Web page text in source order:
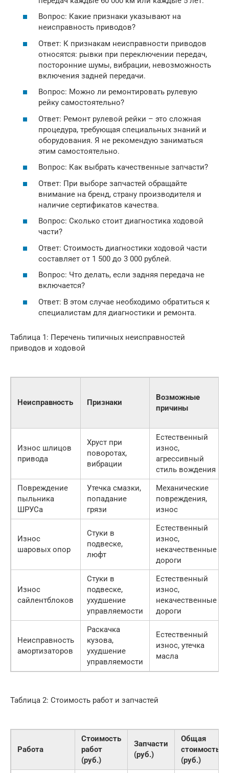
Вопрос: Какие признаки указывают на
неисправность приводов?
Ответ: К признакам неисправности приводов
относятся: рывки при переключении передач,
посторонние шумы, вибрации, невозможность
включения задней передачи.
Вопрос: Можно ли ремонтировать рулевую
рейку самостоятельно?
Ответ: Ремонт рулевой рейки – это сложная
процедура, требующая специальных знаний и
оборудования. Я не рекомендую заниматься
этим самостоятельно.
Вопрос: Как выбрать качественные запчасти?
Ответ: При выборе запчастей обращайте
внимание на бренд, страну производителя и
наличие сертификатов качества.
Вопрос: Сколько стоит диагностика ходовой
части?
Ответ: Стоимость диагностики ходовой части
составляет от 1 500 до 3 000 рублей.
Вопрос: Что делать, если задняя передача не
включается?
Ответ: В этом случае необходимо обратиться к
специалистам для диагностики и ремонта.
Таблица 1: Перечень типичных неисправностей
приводов и ходовой
Неисправность Признаки
Возможные
причины
Износ шлицов
привода
Хруст при
поворотах,
вибрации
Естественный
износ,
агрессивный
стиль вождения
Повреждение
пыльника
ШРУСа
Утечка смазки,
попадание
грязи
Механические
повреждения,
износ
Износ
шаровых опор
Стуки в
подвеске,
люфт
Естественный
износ,
некачественные
дороги
Износ
сайлентблоков
Стуки в
подвеске,
ухудшение
управляемости
Естественный
износ,
некачественные
дороги
Неисправность
амортизаторов
Раскачка
кузова,
ухудшение
управляемости
Естественный
износ, утечка
масла
Таблица 2: Стоимость работ и запчастей
Работа
Стоимость
работ
(руб.)
Запчасти
(руб.)
Общая
стоимость
(руб.)